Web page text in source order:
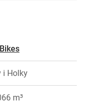
i Holky
m³